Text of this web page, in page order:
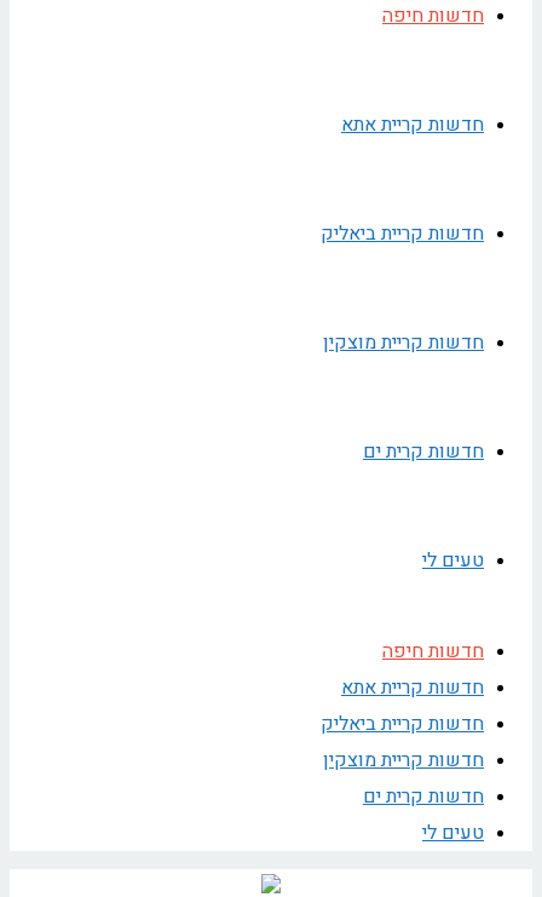
חדשות חיפה
חדשות קריית אתא
חדשות קריית ביאליק
חדשות קריית מוצקין
חדשות קרית ים
טעים לי
חדשות חיפה
חדשות קריית אתא
חדשות קריית ביאליק
חדשות קריית מוצקין
חדשות קרית ים
טעים לי